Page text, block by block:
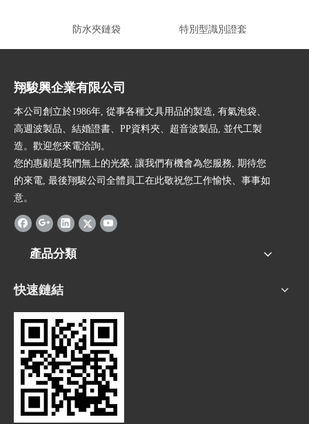
防水夾鏈袋 特別型識別證套
翔駿興企業有限公司
本公司創立於1986年, 從事各種文具用品的製造, 有氣泡袋、
高週波製品、結婚證書、PP資料夾、超音波製品, 並代工製
造。歡迎您來電洽詢。
您的惠顧是我們無上的光榮, 讓我們有機會為您服務, 期待您
的來電, 最後翔駿公司全體員工在此敬祝您工作愉快、事事如
意。
產品分類
快速鏈結